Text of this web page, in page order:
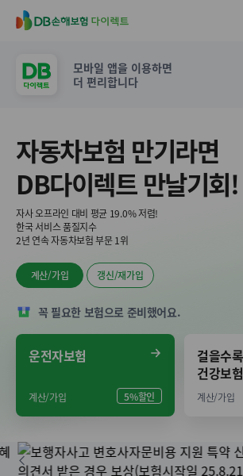
D
해
이
렉
트
모바일 앱을 이용하면
더 편리합니다
자동차보험 만기라면
DB다이렉트 만날기회!
자사 오프라인 대비 평균 19.0% 저렴!
한국 서비스 품질지수
2년 연속 자동차보험 부문 1위
계산/가입 갱신/재가입
꼭 필요한 보험으로 준비했어요.
운전자보험
계산/가입 5%할인
걸을수
건강보험
계산/가입